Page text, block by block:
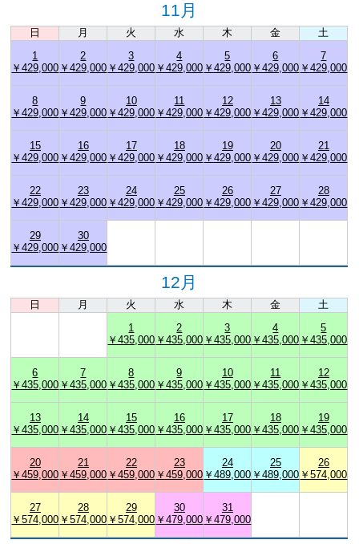
11月
日 月 火 水 木 金 土
1
￥429,000
2
￥429,000
3
￥429,000
4
￥429,000
5
￥429,000
6
￥429,000
7
￥429,000
8
￥429,000
9
￥429,000
10
￥429,000
11
￥429,000
12
￥429,000
13
￥429,000
14
￥429,000
15
￥429,000
16
￥429,000
17
￥429,000
18
￥429,000
19
￥429,000
20
￥429,000
21
￥429,000
22
￥429,000
23
￥429,000
24
￥429,000
25
￥429,000
26
￥429,000
27
￥429,000
28
￥429,000
29
￥429,000
30
￥429,000
12月
日 月 火 水 木 金 土
1
￥435,000
2
￥435,000
3
￥435,000
4
￥435,000
5
￥435,000
6
￥435,000
7
￥435,000
8
￥435,000
9
￥435,000
10
￥435,000
11
￥435,000
12
￥435,000
13
￥435,000
14
￥435,000
15
￥435,000
16
￥435,000
17
￥435,000
18
￥435,000
19
￥435,000
20
￥459,000
21
￥459,000
22
￥459,000
23
￥459,000
24
￥489,000
25
￥489,000
26
￥574,000
27
￥574,000
28
￥574,000
29
￥574,000
30
￥479,000
31
￥479,000